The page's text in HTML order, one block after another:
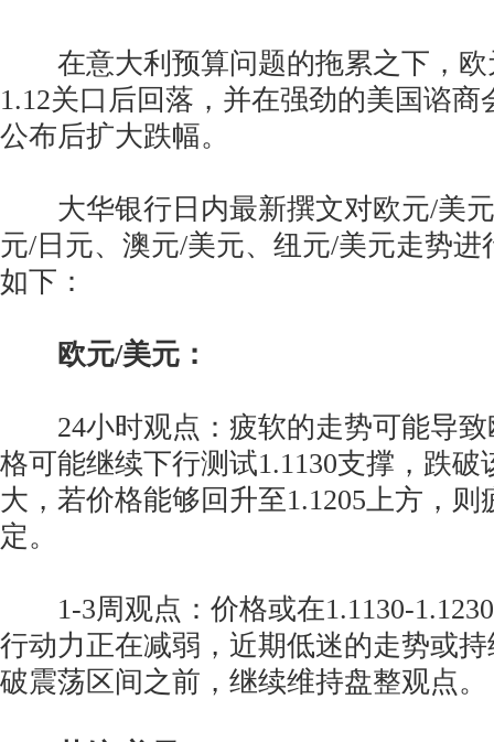
在意大利预算问题的拖累之下，欧
1.12关口后回落，并在强劲的美国谘
公布后扩大跌幅。
大华银行日内最新撰文对欧元/美元
元/日元、澳元/美元、纽元/美元走势进
如下：
欧元/美元：
24小时观点：疲软的走势可能导致
格可能继续下行测试1.1130支撑，跌破
大，若价格能够回升至1.1205上方，
定。
1-3周观点：价格或在1.1130-
行动力正在减弱，近期低迷的走势或
破震荡区间之前，继续维持盘整观点。